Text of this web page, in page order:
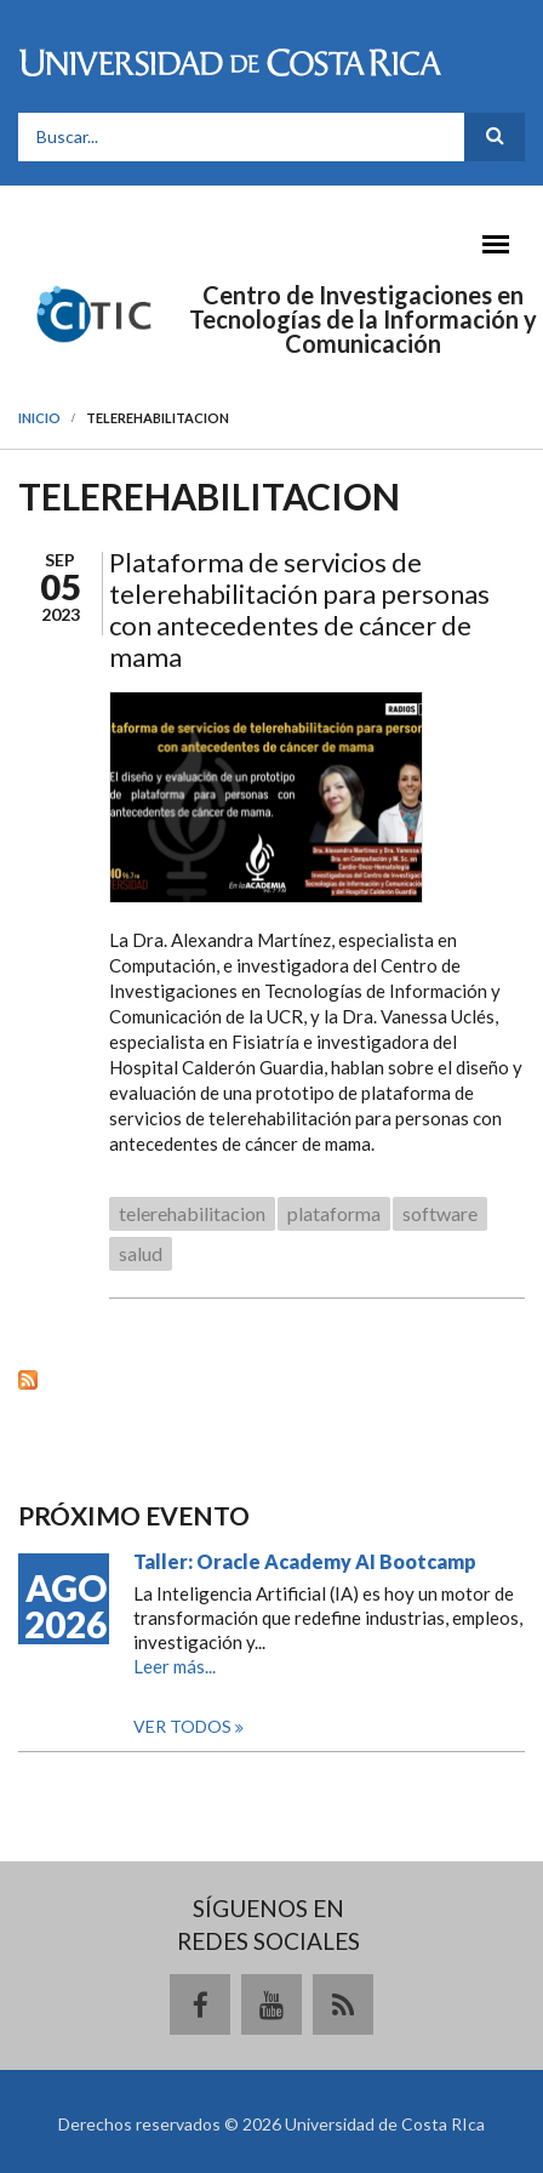
FORMULARIO DE BÚSQUEDA
Centro de Investigaciones en
Tecnologías de la Información y
Comunicación
INICIO TELEREHABILITACION
TELEREHABILITACION
SEP
05
2023
Plataforma de servicios de
telerehabilitación para personas
con antecedentes de cáncer de
mama
La Dra. Alexandra Martínez, especialista en
Computación, e investigadora del Centro de
Investigaciones en Tecnologías de Información y
Comunicación de la UCR, y la Dra. Vanessa Uclés,
especialista en Fisiatría e investigadora del
Hospital Calderón Guardia, hablan sobre el diseño y
evaluación de una prototipo de plataforma de
servicios de telerehabilitación para personas con
antecedentes de cáncer de mama.
telerehabilitacion plataforma
software
salud
PRÓXIMO EVENTO
AGO
2026
Taller: Oracle Academy AI Bootcamp
La Inteligencia Artificial (IA) es hoy un motor de
transformación que redefine industrias, empleos,
investigación y...
Leer más...
VER TODOS
SÍGUENOS EN
REDES SOCIALES
Derechos reservados © 2026 Universidad de Costa RIca